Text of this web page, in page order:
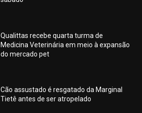
Qualittas recebe quarta turma de
Medicina Veterinária em meio à expansão
do mercado pet
Cão assustado é resgatado da Marginal
Tietê antes de ser atropelado